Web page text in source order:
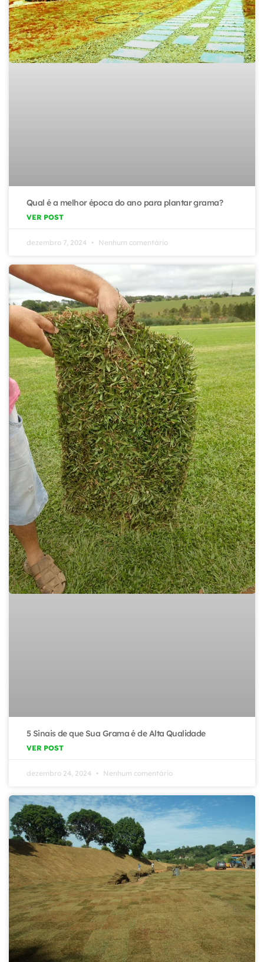
Qual é a melhor época do ano para plantar grama?
VER POST
dezembro 7, 2024 Nenhum comentário
5 Sinais de que Sua Grama é de Alta Qualidade
VER POST
dezembro 24, 2024 Nenhum comentário